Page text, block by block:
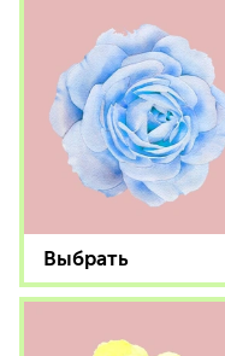
Выбрать